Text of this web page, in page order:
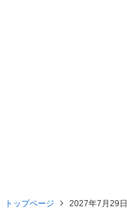
トップページ 2027年7月29日